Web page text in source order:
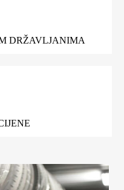
DRŽAVLJANIMA